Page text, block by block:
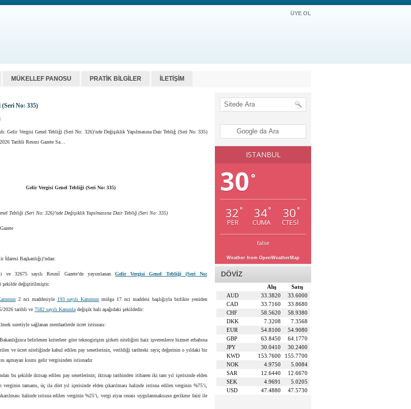
ÜYE OL
MÜKELLEF PANOSU PRATİK BİLGİLER İLETİŞİM
(Seri No: 335)
Gelir Vergisi Genel Tebliği (Seri No: 326)’nde Değişiklik Yapılmasına Dair Tebliğ (Seri No: 335)
Tarihli Resmi Gazete Sa…
Gelir Vergisi Genel Tebliği (Seri No: 335)
Tebliği (Seri No: 326)’nde Değişiklik Yapılmasına Dair Tebliğ (Seri No: 335)
İdaresi Başkanlığı)’ndan:
ve 32675 sayılı Resmî Gazete’de yayımlananGelir Vergisi Genel Tebliği (Seri No:
şekilde değiştirilmiştir.
2 nci maddesiyle 193 sayılı Kanunun mülga 17 nci maddesi başlığıyla birlikte yeniden
2026 tarihli ve 7582 sayılı Kanunla değişik hali aşağıdaki şekildedir:
suretiyle sağlanan menfaatlerde ücret istisnası:
belirlenen kriterlere göre teknogirişim şirketi niteliğini haiz işverenlerce hizmet erbabına
ve ücret niteliğinde kabul edilen pay senetlerinin, verildiği tarihteki rayiç değerinin o yıldaki bir
aşmayan kısmı gelir vergisinden istisnadır.
bu şekilde iktisap edilen pay senetlerinin; iktisap tarihinden itibaren iki tam yıl içerisinde elden
verginin tamamı, üç ila dört yıl içerisinde elden çıkarılması halinde istisna edilen verginin %75’i,
halinde istisna edilen verginin %25’i, vergi ziyaı cezası uygulanmaksızın gecikme faizi ile
ISTANBUL
30 °
32 °
PER
34°
CUMA
30 °
CTESI
false
Weather from OpenWeatherMap
DÖVİZ
Satış
Alış
AUD
33.6000
33.3820
CAD
33.8680
33.7160
CHF
58.9380
58.5620
DKK
7.3568
7.3208
EUR
54.9080
54.8100
GBP
64.1770
63.8450
JPY
30.2400
30.0410
KWD
155.7700
153.7600
NOK
5.0084
4.9750
SAR
12.6670
12.6440
SEK
5.0205
4.9691
USD
47.5730
47.4880